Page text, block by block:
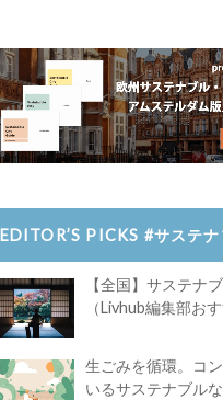
EDITOR’S PICKS #サステ
【全国】サステナ
（Livhub編集部おす
生ごみを循環。コ
いるサステナブル